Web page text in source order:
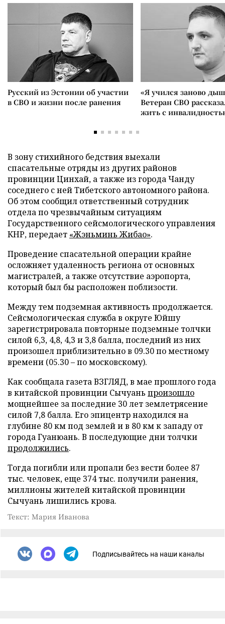
Русский из Эстонии об участии
в СВО и жизни после ранения
«Я учился заново
Ветеран СВО
жить с
В зону стихийного бедствия выехали
спасательные отряды из других районов
провинции Цинхай, а также из города Чанду
соседнего с ней Тибетского автономного района.
Об этом сообщил ответственный сотрудник
отдела по чрезвычайным ситуациям
Государственного сейсмологического управления
КНР, передает «Жэньминь Жибао».
Проведение спасательной операции крайне
осложняет удаленность региона от основных
магистралей, а также отсутствие аэропорта,
который был бы расположен поблизости.
Между тем подземная активность продолжается.
Сейсмологическая служба в округе Юйшу
зарегистрировала повторные подземные толчки
силой 6,3, 4,8, 4,3 и 3,8 балла, последний из них
произошел приблизительно в 09.30 по местному
времени (05.30 – по московскому).
Как сообщала газета ВЗГЛЯД, в мае прошлого года
в китайской провинции Сычуань произошло
мощнейшее за последние 30 лет землетрясение
силой 7,8 балла. Его эпицентр находился на
глубине 80 км под землей и в 80 км к западу от
города Гуанюань. В последующие дни толчки
продолжились.
Тогда погибли или пропали без вести более 87
тыс. человек, еще 374 тыс. получили ранения,
миллионы жителей китайской провинции
Сычуань лишились крова.
Текст: Мария Иванова
Подписывайтесь на наши каналы